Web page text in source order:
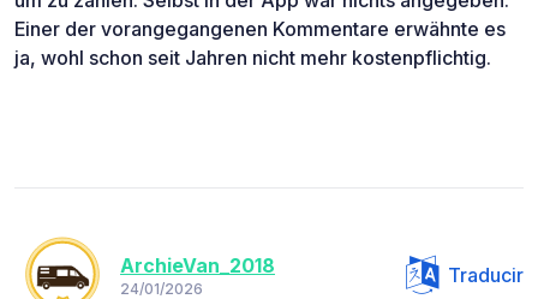
Einer der vorangegangenen Kommentare erwähnte es
ja, wohl schon seit Jahren nicht mehr kostenpflichtig.
ArchieVan_2018
24/01/2026
Traducir